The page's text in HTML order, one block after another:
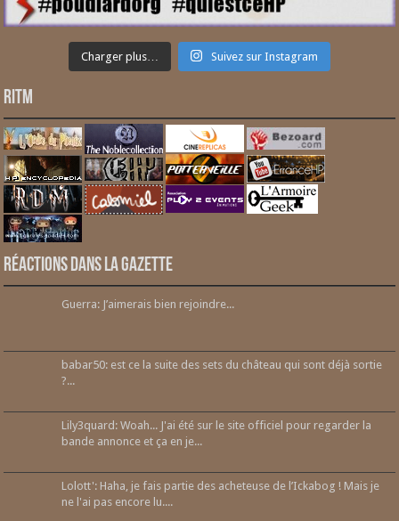
Charger plus… Suivez sur Instagram
RITM
Réactions dans la gazette
Guerra: J’aimerais bien rejoindre...
babar50: est ce la suite des sets du château qui sont déjà sortie
?...
Lily3quard: Woah... J'ai été sur le site officiel pour regarder la
bande annonce et ça en je...
Lolott': Haha, je fais partie des acheteuse de l’Ickabog ! Mais je
ne l'ai pas encore lu....